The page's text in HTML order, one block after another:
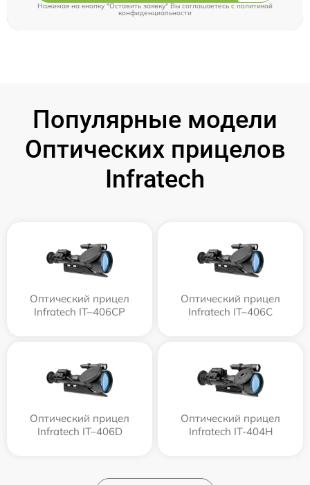
Нажимая на кнопку "Оставить заявку" Вы соглашаетесь c политикой
конфиденциальности
Популярные модели
Оптических прицелов
Infratech
Оптический прицел
Infratech IT–406СP
Оптический прицел
Infratech IT–406С
Оптический прицел
Infratech IT–406D
Оптический прицел
Infratech IT-404H